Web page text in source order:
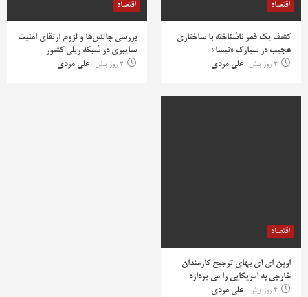
اقتصاد
کشف یک قمر ناشناخته با ساختاری
عجیب در سیارک «نیسا»
3 روز پیش
علی مردی
اقتصاد
بررسی چالش‌ها و لزوم ارتقای امنیت
سایبری در شبکه ریلی کشور
3 روز پیش
علی مردی
اقتصاد
اوپن ای آی بهای ترجیح کارمندان
خارجی به آمریکایی را می پردازد
4 روز پیش
علی مردی